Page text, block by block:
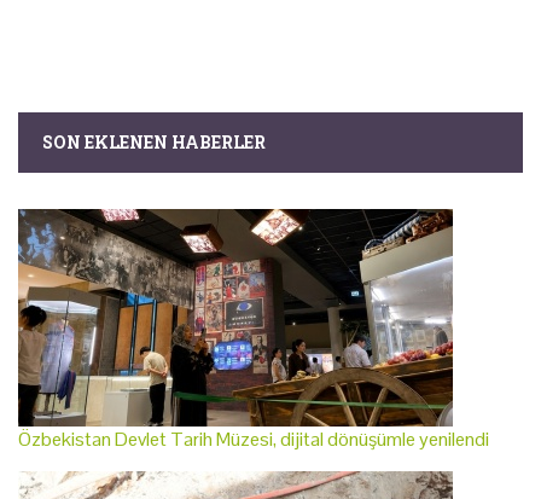
SON EKLENEN HABERLER
Özbekistan Devlet Tarih Müzesi, dijital dönüşümle yenilendi